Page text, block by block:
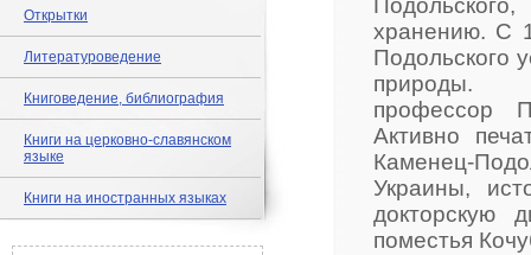
Открытки
Литературоведение
Книговедение, библиография
Книги на церковно-славянском
языке
Книги на иностранных языках
хранению. С
Подольского
природы.
профессор
Активно
Каменец-
Украины,
докторскую
поместья